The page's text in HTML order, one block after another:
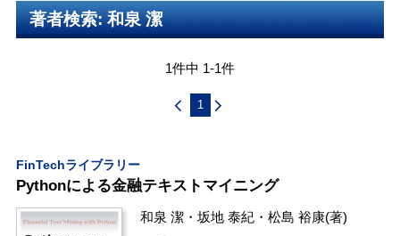
著者検索: 和泉 潔
1件中 1-1件
1
FinTechライブラリー
Pythonによる金融テキストマイニング
和泉 潔 ・坂地 泰紀 ・松島 裕康(著)